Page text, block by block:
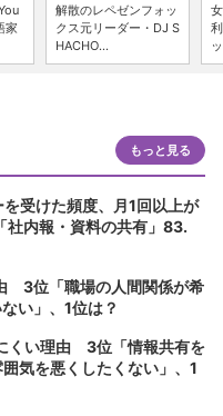
家
解散のレペゼンフォッ
クス元リーダー・DJ S
HACHO...
もっと見る
受けた頻度、月1回以上が
内報・資料の共有」83.
3位「職場の人間関係が希
い」、1位は？
くい理由 3位「情報共有を
気を悪くしたくない」、1